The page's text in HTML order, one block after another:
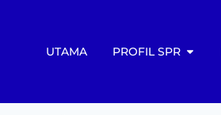
UTAMA PROFIL SPR